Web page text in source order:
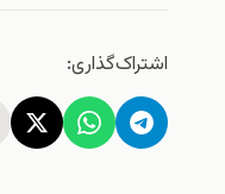
اشتراک‌گذاری: